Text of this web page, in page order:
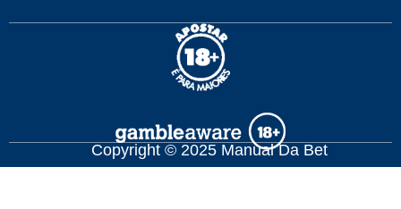
Copyright © 2025 Manual Da Bet